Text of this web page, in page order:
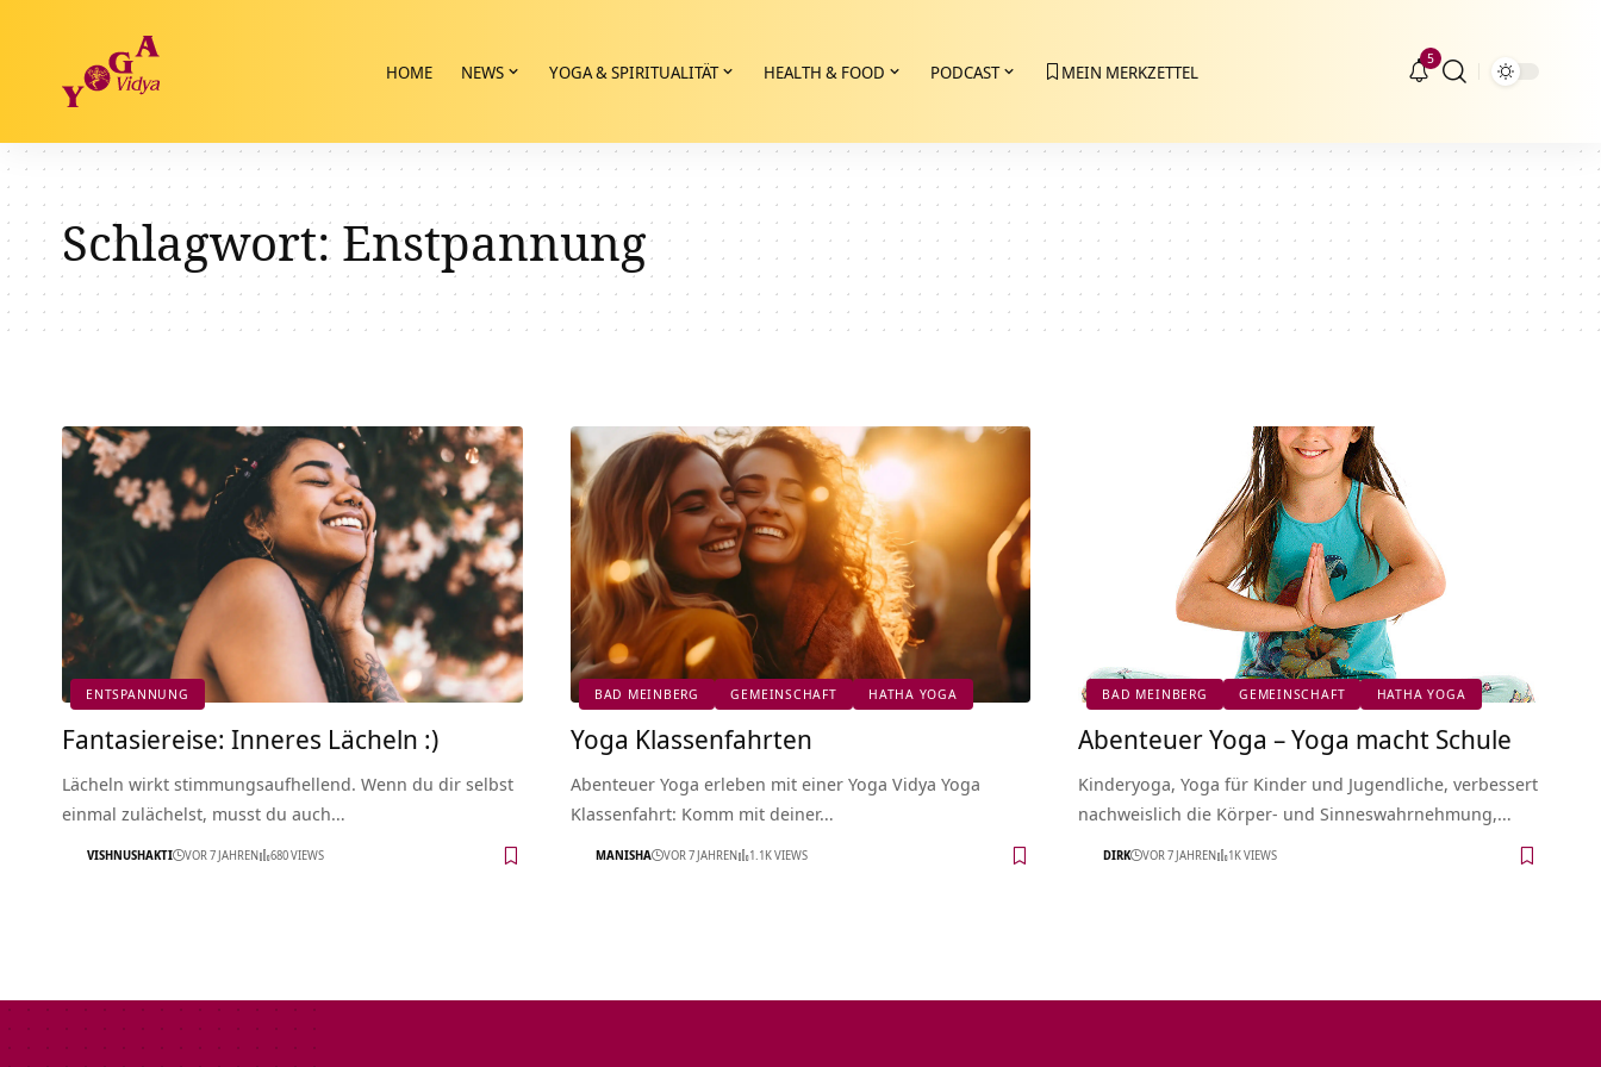
HOME NEWS YOGA & SPIRITUALITÄT HEALTH & FOOD PODCAST MEIN MERKZETTEL
5
Schlagwort:Enstpannung
ENTSPANNUNG
Fantasiereise: Inneres Lächeln :)
Lächeln wirkt stimmungsaufhellend. Wenn du dir selbst
einmal zulächelst, musst du auch…
VISHNUSHAKTI VOR 7 JAHREN 680 VIEWS
BAD MEINBERG GEMEINSCHAFT HATHA YOGA
Yoga Klassenfahrten
Abenteuer Yoga erleben mit einer Yoga Vidya Yoga
Klassenfahrt: Komm mit deiner…
MANISHA VOR 7 JAHREN 1.1K VIEWS
BAD MEINBERG GEMEINSCHAFT HATHA YOGA
Abenteuer Yoga – Yoga macht Schule
Kinderyoga, Yoga für Kinder und Jugendliche, verbessert
nachweislich die Körper- und Sinneswahrnehmung,…
DIRK VOR 7 JAHREN 1K VIEWS